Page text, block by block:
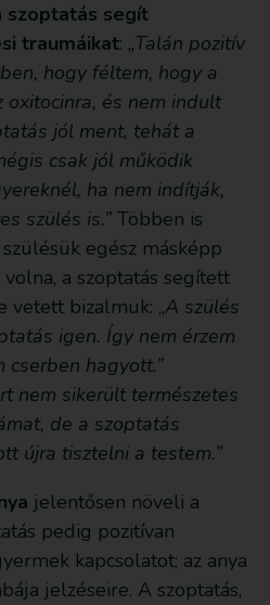
szoptatás segít
traumáikat: „Talán pozitív
hogy féltem, hogy a
és nem indult
jól ment, tehát a
csak jól működik
ha nem indítják,
szülés is.” Többen is
egész másképp
a szoptatás segített
vetett bizalmuk: „A szülés
igen. Így nem érzem
cserben hagyott.”
nem sikerült természetes
de a szoptatás
újra tisztelni a testem.”
jelentősen növeli a
pedig pozitívan
kapcsolatot; az anya
jelzéseire. A szoptatás,